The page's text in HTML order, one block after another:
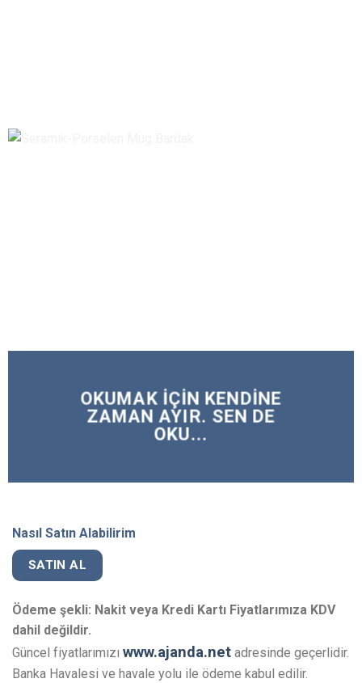
OKUMAK IÇIN KENDINE
ZAMAN AYIR. SEN DE
OKU...
Nasıl Satın Alabilirim
SATIN AL
Ödeme şekli: Nakit veya Kredi Kartı Fiyatlarımıza KDV
dahil değildir.
Güncel fiyatlarımızı www.ajanda.net adresinde geçerlidir.
Banka Havalesi ve havale yolu ile ödeme kabul edilir.